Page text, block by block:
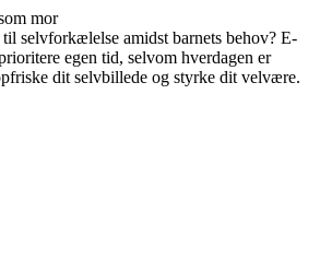
mor
selvforkælelse amidst barnets behov? E-
egen tid, selvom hverdagen er
dit selvbillede og styrke dit velvære.